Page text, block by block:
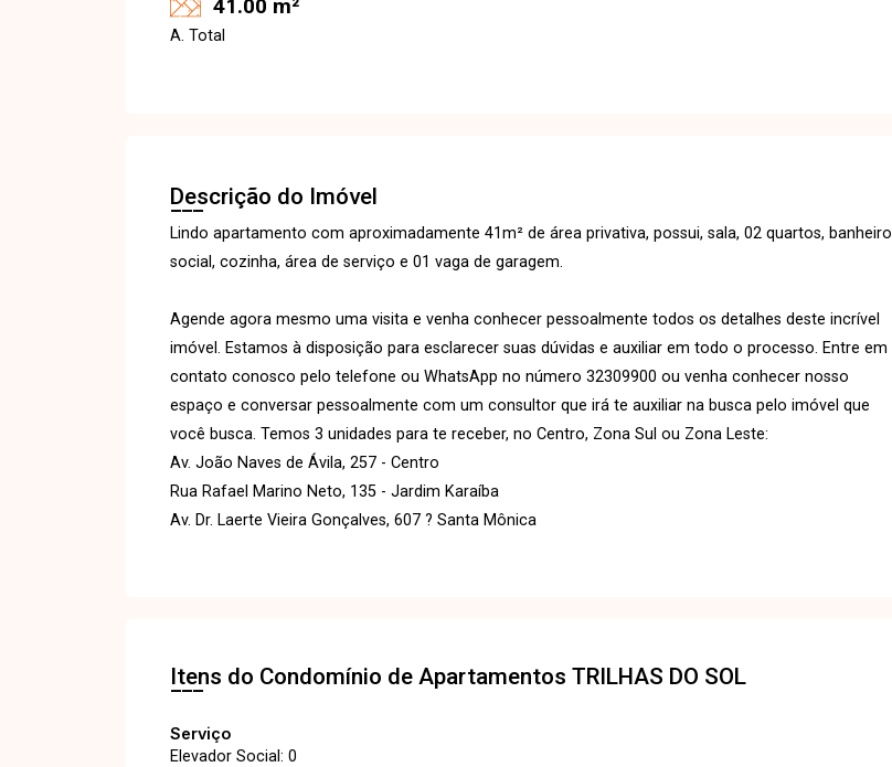
41.00 m²
A. Total
Descrição do Imóvel
Lindo apartamento com aproximadamente 41m² de área privativa, possui, sala, 02 quartos, banheiro
social, cozinha, área de serviço e 01 vaga de garagem.
Agende agora mesmo uma visita e venha conhecer pessoalmente todos os detalhes deste incrível
imóvel. Estamos à disposição para esclarecer suas dúvidas e auxiliar em todo o processo. Entre em
contato conosco pelo telefone ou WhatsApp no número 32309900 ou venha conhecer nosso
espaço e conversar pessoalmente com um consultor que irá te auxiliar na busca pelo imóvel que
você busca. Temos 3 unidades para te receber, no Centro, Zona Sul ou Zona Leste:
Av. João Naves de Ávila, 257 - Centro
Rua Rafael Marino Neto, 135 - Jardim Karaíba
Av. Dr. Laerte Vieira Gonçalves, 607 ? Santa Mônica
Itens do Condomínio de Apartamentos TRILHAS DO SOL
Serviço
Elevador Social: 0